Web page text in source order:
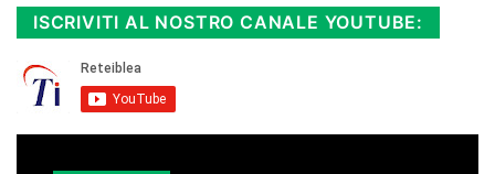
ISCRIVITI AL NOSTRO CANALE YOUTUBE: